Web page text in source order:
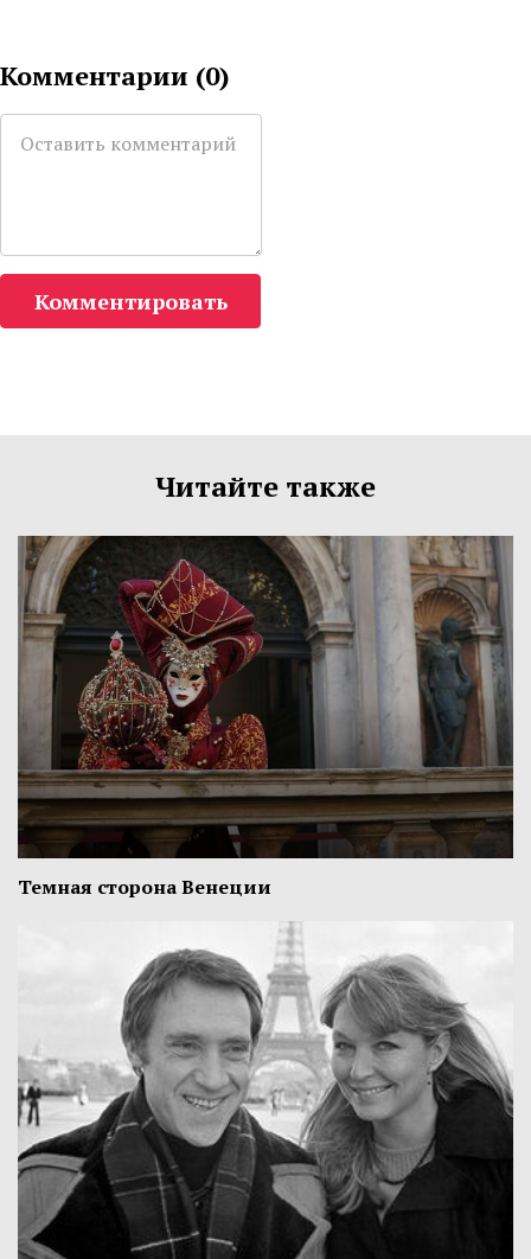
Комментарии (0)
Комментировать
Читайте также
Темная сторона Венеции